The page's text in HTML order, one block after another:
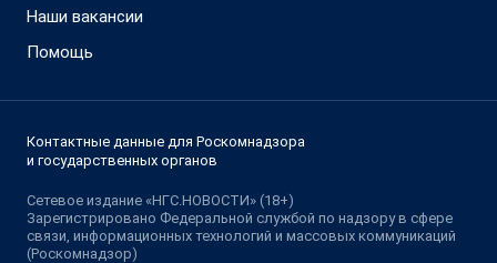
Наши вакансии
Помощь
Контактные данные для Роскомнадзора
и государственных органов
Сетевое издание «НГС.НОВОСТИ» (18+)
Зарегистрировано Федеральной службой по надзору в сфере
связи, информационных технологий и массовых коммуникаций
(Роскомнадзор)